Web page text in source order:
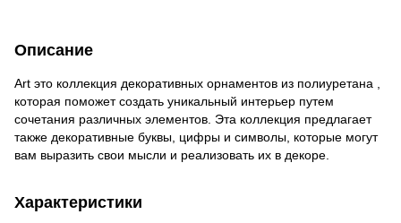
Описание
Art это коллекция декоративных орнаментов из полиуретана ,
которая поможет создать уникальный интерьер путем
сочетания различных элементов. Эта коллекция предлагает
также декоративные буквы, цифры и символы, которые могут
вам выразить свои мысли и реализовать их в декоре.
Характеристики